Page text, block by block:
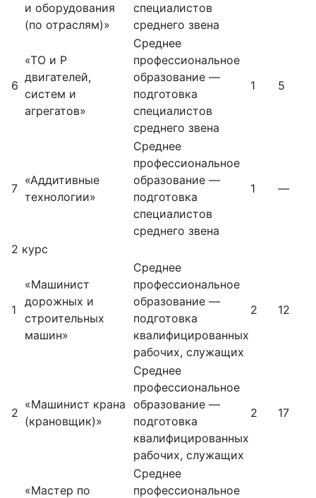
и оборудования
(по отраслям)»
специалистов
среднего звена
6
«ТО и Р
двигателей,
систем и
агрегатов»
Среднее
профессиональное
образование —
подготовка
специалистов
среднего звена
1 5
7
«Аддитивные
технологии»
Среднее
профессиональное
образование —
подготовка
специалистов
среднего звена
1 —
2 курс
1
«Машинист
дорожных и
строительных
машин»
Среднее
профессиональное
образование —
подготовка
квалифицированных
рабочих, служащих
2 12
2
«Машинист крана
(крановщик)»
Среднее
профессиональное
образование —
подготовка
квалифицированных
рабочих, служащих
2 17
«Мастер по
Среднее
профессиональное